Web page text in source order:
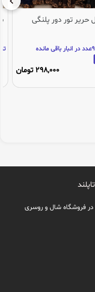
حریر تور دور پلنگی
298,000 تومان
تنها 3عدد
فروشگاه شال و روسری